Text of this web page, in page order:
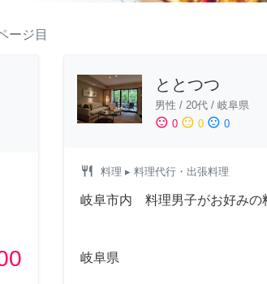
ージ目
ととつつ
男性 / 20代/ 岐阜県
sentiment_satisfied 0 sentiment_neutral 0 sentiment_dissatisfied 0
restaurant 料理 ▸ 料理代行・出張料理
岐阜市内 料理男子がお好みの
岐阜県